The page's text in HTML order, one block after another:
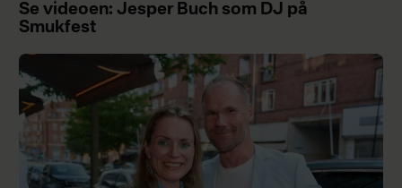
Se videoen: Jesper Buch som DJ på
Smukfest